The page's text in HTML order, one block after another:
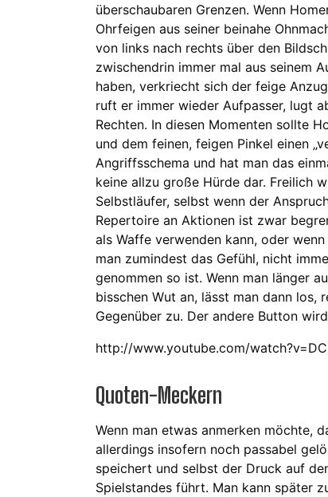
überschaubaren Grenzen. Wenn
Ohrfeigen aus seiner beinahe
von links nach rechts über den
zwischendrin immer mal aus seinem
haben, verkriecht sich der feige
ruft er immer wieder Aufpasser, lugt
Rechten. In diesen Momenten sollte
und dem feinen, feigen Pinkel einen
Angriffsschema und hat man das
keine allzu große Hürde dar. Freilich
Selbstläufer, selbst wenn der
Repertoire an Aktionen ist zwar
als Waffe verwenden kann, oder
man zumindest das Gefühl, nicht
genommen so ist. Wenn man länger
bisschen Wut an, lässt man dann los,
Gegenüber zu. Der andere Button
http://www.youtube.com/
Quoten-Meckern
Wenn man etwas anmerken möchte,
allerdings insofern noch passabel
speichert und selbst der Druck auf
Spielstandes führt. Man kann später